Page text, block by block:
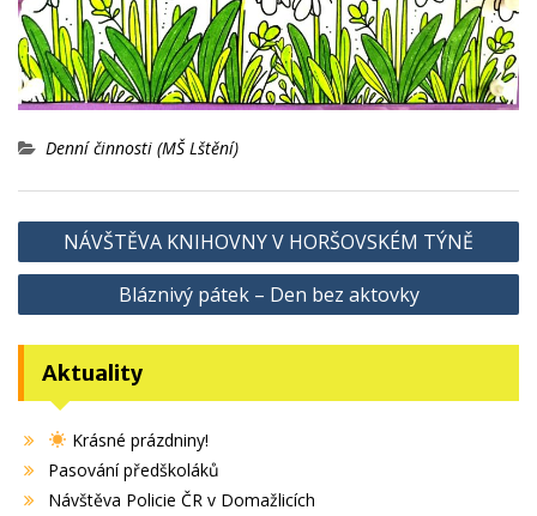
Denní činnosti (MŠ Lštění)
Navigace
pro
příspěvek
NÁVŠTĚVA KNIHOVNY V HORŠOVSKÉM TÝNĚ
Bláznivý pátek – Den bez aktovky
Aktuality
Krásné prázdniny!
Pasování předškoláků
Návštěva Policie ČR v Domažlicích